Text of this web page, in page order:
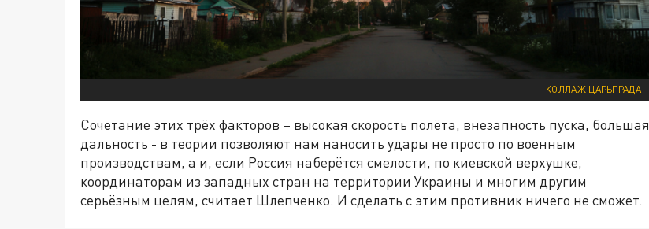
КОЛЛАЖ ЦАРЬГРАДА
Сочетание этих трёх факторов – высокая скорость полёта, внезапность пуска, большая
дальность - в теории позволяют нам наносить удары не просто по военным
производствам, а и, если Россия наберётся смелости, по киевской верхушке,
координаторам из западных стран на территории Украины и многим другим
серьёзным целям, считает Шлепченко. И сделать с этим противник ничего не сможет.